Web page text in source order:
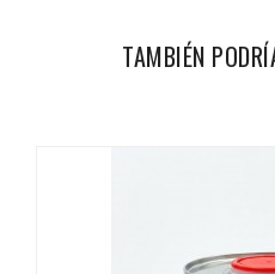
TAMBIÉN